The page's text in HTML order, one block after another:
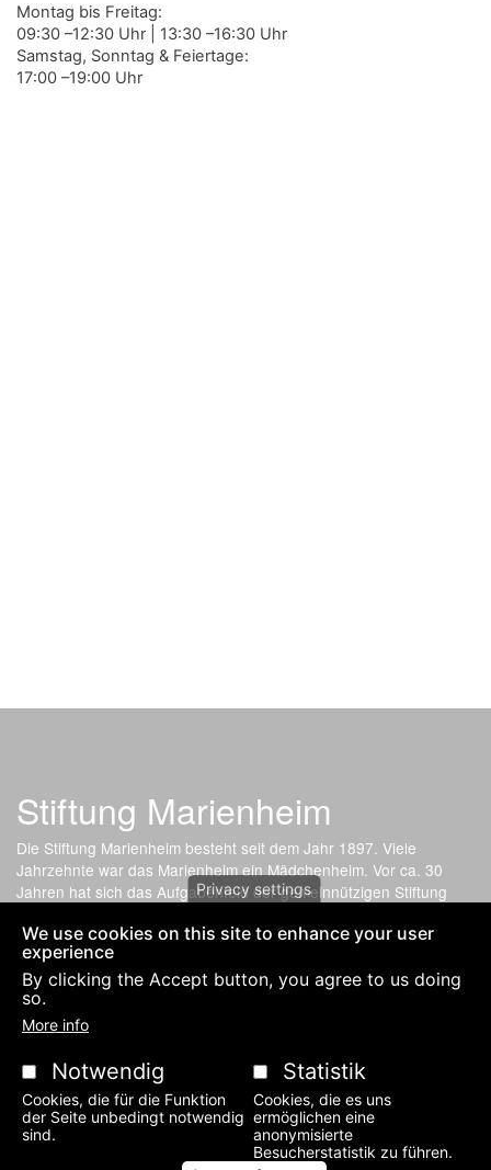
Montag bis Freitag:
09:30 –12:30 Uhr | 13:30 –16:30 Uhr
Samstag, Sonntag & Feiertage:
17:00 –19:00 Uhr
Stiftung Marienheim
Die Stiftung Marienheim besteht seit dem Jahr 1897. Viele
Jahrzehnte war das Marienheim ein Mädchenheim. Vor ca. 30
Jahren hat sich das Aufgabenfeld der gemeinnützigen Stiftung
Wohnmöglichkeit für Angehörige, Lernhilfe für Kinder und
Kleinwohnungen für Studenten an.
Fußzeilenmenü
PRIVACY POLICY AND IMPRESSUM-LEGAL NOTICE
Privacy settings
We use cookies on this site to enhance your user
experience
By clicking the Accept button, you agree to us doing
so.
More info
Notwendig
Cookies, die für die Funktion
der Seite unbedingt notwendig
sind.
Statistik
Cookies, die es uns
ermöglichen eine
anonymisierte
Besucherstatistik zu führen.